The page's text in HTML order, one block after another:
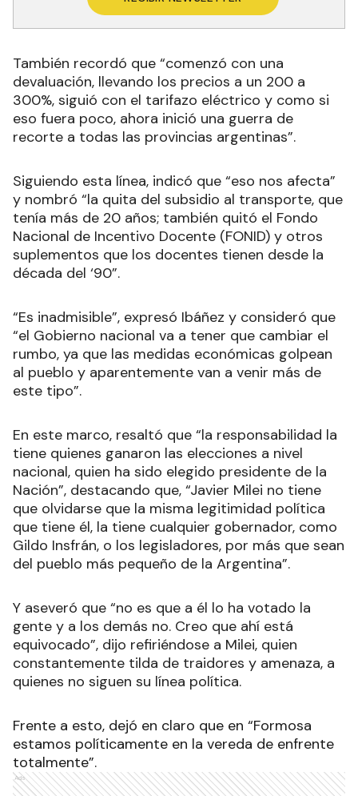
También recordó que “comenzó con una
devaluación, llevando los precios a un 200 a
300%, siguió con el tarifazo eléctrico y como si
eso fuera poco, ahora inició una guerra de
recorte a todas las provincias argentinas”.
Siguiendo esta línea, indicó que “eso nos afecta”
y nombró “la quita del subsidio al transporte, que
tenía más de 20 años; también quitó el Fondo
Nacional de Incentivo Docente (FONID) y otros
suplementos que los docentes tienen desde la
década del ‘90”.
“Es inadmisible”, expresó Ibáñez y consideró que
“el Gobierno nacional va a tener que cambiar el
rumbo, ya que las medidas económicas golpean
al pueblo y aparentemente van a venir más de
este tipo”.
En este marco, resaltó que “la responsabilidad la
tiene quienes ganaron las elecciones a nivel
nacional, quien ha sido elegido presidente de la
Nación”, destacando que, “Javier Milei no tiene
que olvidarse que la misma legitimidad política
que tiene él, la tiene cualquier gobernador, como
Gildo Insfrán, o los legisladores, por más que sean
del pueblo más pequeño de la Argentina”.
Y aseveró que “no es que a él lo ha votado la
gente y a los demás no. Creo que ahí está
equivocado”, dijo refiriéndose a Milei, quien
constantemente tilda de traidores y amenaza, a
quienes no siguen su línea política.
Frente a esto, dejó en claro que en “Formosa
estamos políticamente en la vereda de enfrente
totalmente”.
Ads